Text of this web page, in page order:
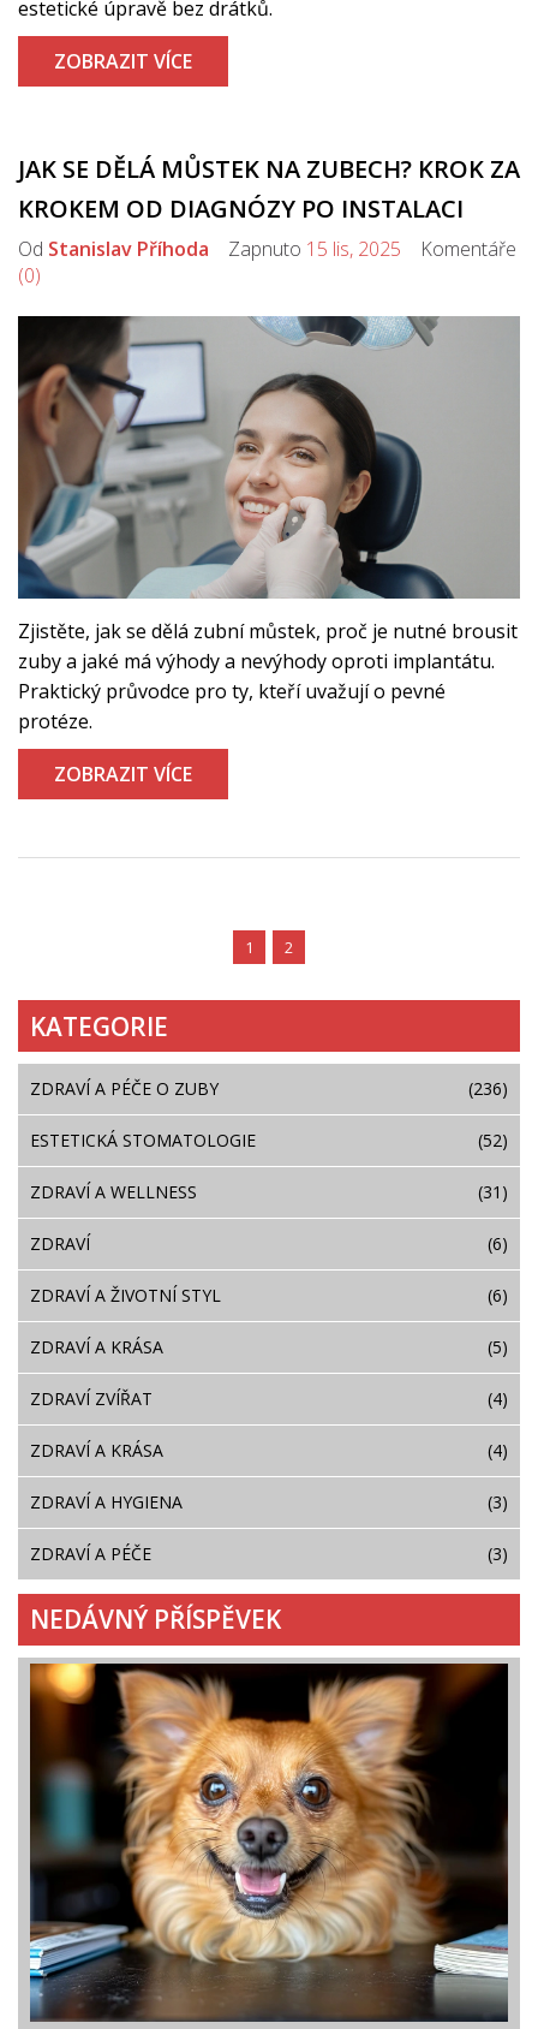
estetické úpravě bez drátků.
ZOBRAZIT VÍCE
JAK SE DĚLÁ MŮSTEK NA ZUBECH? KROK ZA
KROKEM OD DIAGNÓZY PO INSTALACI
Od Stanislav Příhoda Zapnuto 15 lis, 2025 Komentáře
(0)
Zjistěte, jak se dělá zubní můstek, proč je nutné brousit
zuby a jaké má výhody a nevýhody oproti implantátu.
Praktický průvodce pro ty, kteří uvažují o pevné
protéze.
ZOBRAZIT VÍCE
1 2
KATEGORIE
ZDRAVÍ A PÉČE O ZUBY (236)
ESTETICKÁ STOMATOLOGIE (52)
ZDRAVÍ A WELLNESS (31)
ZDRAVÍ (6)
ZDRAVÍ A ŽIVOTNÍ STYL (6)
ZDRAVÍ A KRÁSA (5)
ZDRAVÍ ZVÍŘAT (4)
ZDRAVÍ A KRÁSA (4)
ZDRAVÍ A HYGIENA (3)
ZDRAVÍ A PÉČE (3)
NEDÁVNÝ PŘÍSPĚVEK